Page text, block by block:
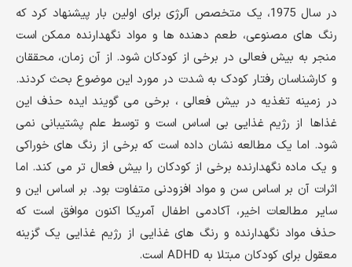
در سال 1975، یک متخصص آلرژی برای اولین بار پیشنهاد کرد که
رنگ های مصنوعی، طعم دهنده ها و مواد نگهدارنده ممکن است
منجر به بیش فعالی در برخی از کودکان شود. از آن زمان، محققان
و کارشناسان رفتار کودک به شدت در مورد این موضوع بحث کردند.
در زمینه تغذیه در بیش فعالی ، برخی می گویند ایده حذف این
غذاها از رژیم غذایی بی اساس است و توسط علم پشتیبانی نمی
شود. اما یک مطالعه نشان داده است که برخی از رنگ های خوراکی
و یک ماده نگهدارنده برخی از کودکان را بیش فعال تر می کند. اما
اثرات آن بر اساس سن و مواد افزودنی متفاوت بود. بر اساس این و
سایر مطالعات اخیر، آکادمی اطفال آمریکا اکنون موافق است که
حذف مواد نگهدارنده و رنگ های غذایی از رژیم غذایی یک گزینه
معقول برای کودکان مبتلا به ADHD است.